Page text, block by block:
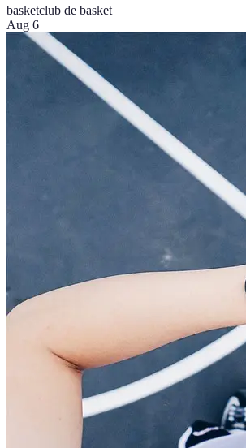
basketclub de basket
Aug 6